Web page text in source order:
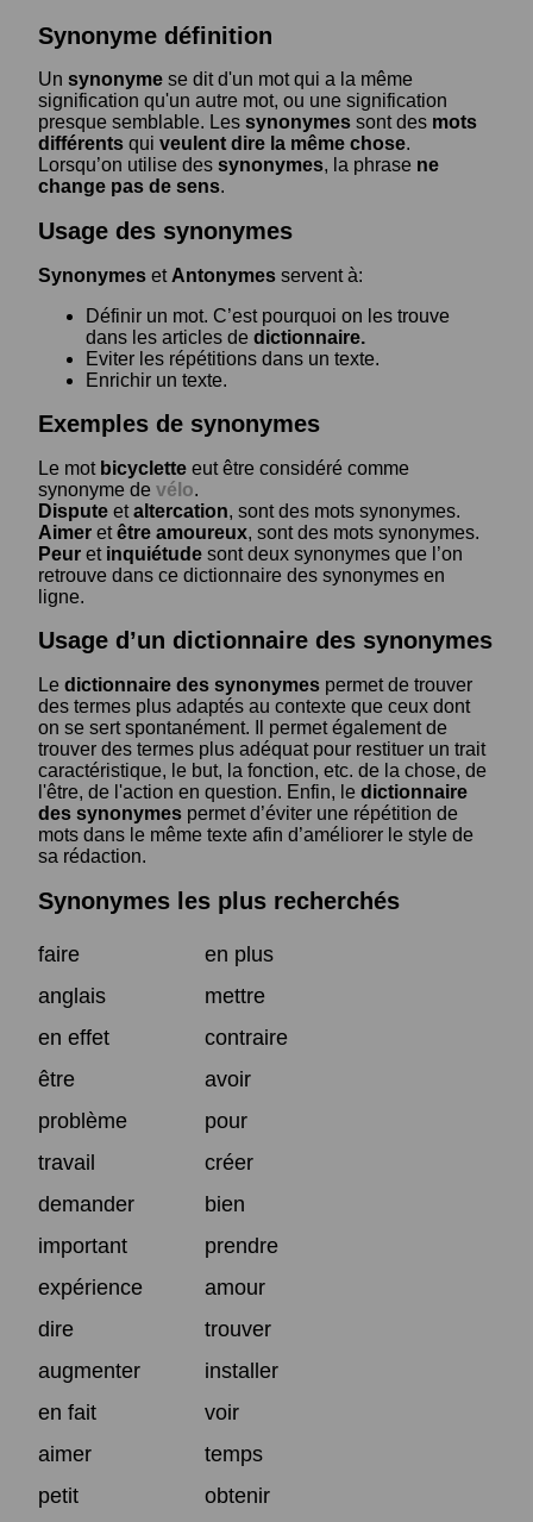
Synonyme définition
Un synonyme se dit d'un mot qui a la même
signification qu'un autre mot, ou une signification
presque semblable. Les synonymes sont des mots
différents qui veulent dire la même chose.
Lorsqu’on utilise des synonymes, la phrase ne
change pas de sens.
Usage des synonymes
Synonymes et Antonymes servent à:
Définir un mot. C’est pourquoi on les trouve
dans les articles de dictionnaire.
Eviter les répétitions dans un texte.
Enrichir un texte.
Exemples de synonymes
Le mot bicyclette eut être considéré comme
synonyme de vélo.
Dispute etaltercation, sont des mots synonymes.
Aimer etêtre amoureux, sont des mots synonymes.
Peur et inquiétude sont deux synonymes que l’on
retrouve dans ce dictionnaire des synonymes en
ligne.
Usage d’un dictionnaire des synonymes
Le dictionnaire des synonymes permet de trouver
des termes plus adaptés au contexte que ceux dont
on se sert spontanément. Il permet également de
trouver des termes plus adéquat pour restituer un trait
caractéristique, le but, la fonction, etc. de la chose, de
l'être, de l'action en question. Enfin, le dictionnaire
des synonymes permet d’éviter une répétition de
mots dans le même texte afin d’améliorer le style de
sa rédaction.
Synonymes les plus recherchés
faire
en plus
anglais
mettre
en effet
contraire
être
avoir
problème
pour
travail
créer
demander
bien
important
prendre
expérience
amour
dire
trouver
augmenter
installer
en fait
voir
aimer
temps
petit
obtenir